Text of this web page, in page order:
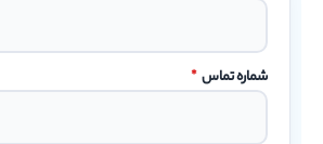
شماره تماس *